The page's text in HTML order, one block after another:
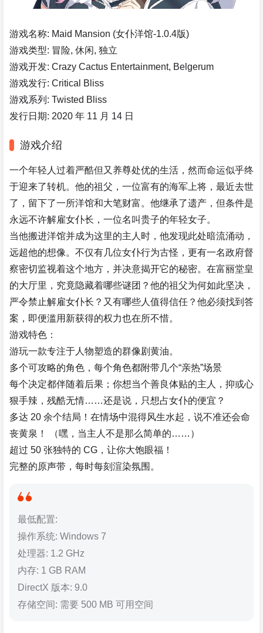
游戏名称: Maid Mansion (女仆洋馆-1.0.4版)
游戏类型: 冒险, 休闲, 独立
游戏开发: Crazy Cactus Entertainment, Belgerum
游戏发行: Critical Bliss
游戏系列: Twisted Bliss
发行日期: 2020 年 11 月 14 日
游戏介绍
一个年轻人过着严酷但又养尊处优的生活，然而命运似乎终
于迎来了转机。他的祖父，一位富有的海军上将，最近去世
了，留下了一所洋馆和大笔财富。他继承了遗产，但条件是
永远不许解雇女仆长，一位名叫贵子的年轻女子。
当他搬进洋馆并成为这里的主人时，他发现此处暗流涌动，
远超他的想像。不仅有几位女仆行为古怪，更有一名政府督
察密切监视着这个地方，并决意揭开它的秘密。在富丽堂皇
的大厅里，究竟隐藏着哪些谜团？他的祖父为何如此坚决，
严令禁止解雇女仆长？又有哪些人值得信任？他必须找到答
案，即便滥用新获得的权力也在所不惜。
游戏特色：
游玩一款专注于人物塑造的群像剧黄油。
多个可攻略的角色，每个角色都附带几个“亲热”场景
每个决定都伴随着后果；你想当个善良体贴的主人，抑或心
狠手辣，残酷无情……还是说，只想占女仆的便宜？
多达 20 余个结局！在情场中混得风生水起，说不准还会命
丧黄泉！ （嘿，当主人不是那么简单的……）
超过 50 张独特的 CG，让你大饱眼福！
完整的原声带，每时每刻渲染氛围。
最低配置:
操作系统: Windows 7
处理器: 1.2 GHz
内存: 1 GB RAM
DirectX 版本: 9.0
存储空间: 需要 500 MB 可用空间